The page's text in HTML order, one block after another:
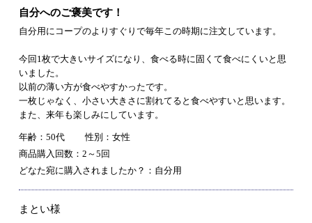
自分へのご褒美です！
自分用にコープのよりすぐりで毎年この時期に注文しています。
今回1枚で大きいサイズになり、食べる時に固くて食べにくいと思
いました。
以前の薄い方が食べやすかったです。
一枚じゃなく、小さい大きさに割れてると食べやすいと思います。
また、来年も楽しみにしています。
年齢：50代
性別：女性
商品購入回数：2～5回
どなた宛に購入されましたか？：自分用
まとい様